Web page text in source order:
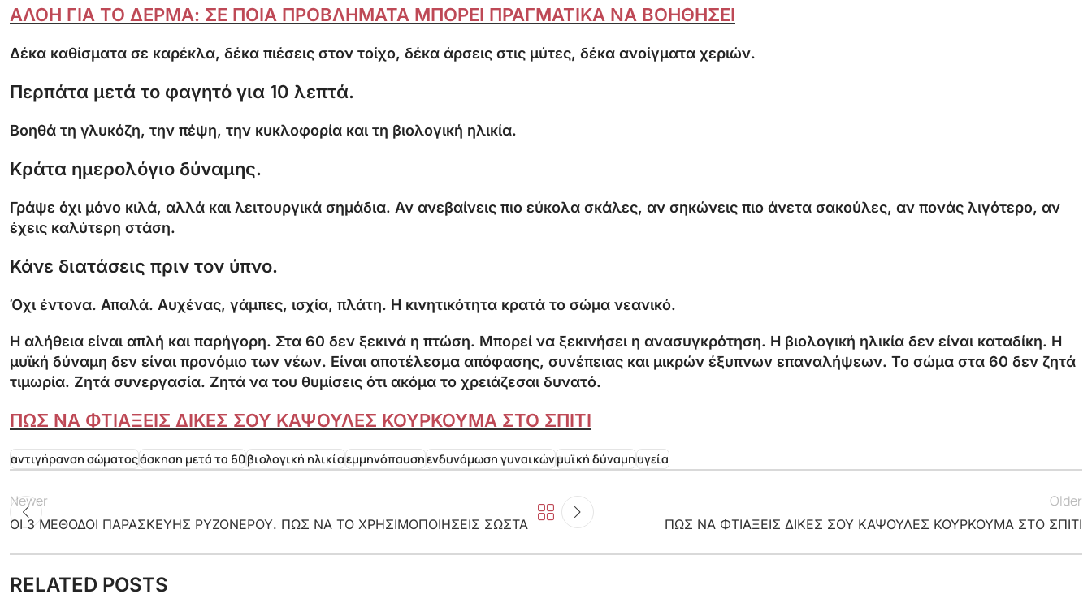
ΑΛΟΗ ΓΙΑ ΤΟ ΔΕΡΜΑ: ΣΕ ΠΟΙΑ ΠΡΟΒΛΗΜΑΤΑ ΜΠΟΡΕΙ ΠΡΑΓΜΑΤΙΚΑ ΝΑ ΒΟΗΘΗΣΕΙ
Δέκα καθίσματα σε καρέκλα, δέκα πιέσεις στον τοίχο, δέκα άρσεις στις μύτες, δέκα ανοίγματα χεριών.
Περπάτα μετά το φαγητό για 10 λεπτά.
Βοηθά τη γλυκόζη, την πέψη, την κυκλοφορία και τη βιολογική ηλικία.
Κράτα ημερολόγιο δύναμης.
Γράψε όχι μόνο κιλά, αλλά και λειτουργικά σημάδια. Αν ανεβαίνεις πιο εύκολα σκάλες, αν σηκώνεις πιο άνετα σακούλες, αν πονάς λιγότερο, αν
έχεις καλύτερη στάση.
Κάνε διατάσεις πριν τον ύπνο.
Όχι έντονα. Απαλά. Αυχένας, γάμπες, ισχία, πλάτη. Η κινητικότητα κρατά το σώμα νεανικό.
Η αλήθεια είναι απλή και παρήγορη. Στα 60 δεν ξεκινά η πτώση. Μπορεί να ξεκινήσει η ανασυγκρότηση. Η βιολογική ηλικία δεν είναι καταδίκη. Η
μυϊκή δύναμη δεν είναι προνόμιο των νέων. Είναι αποτέλεσμα απόφασης, συνέπειας και μικρών έξυπνων επαναλήψεων. Το σώμα στα 60 δεν ζητά
τιμωρία. Ζητά συνεργασία. Ζητά να του θυμίσεις ότι ακόμα το χρειάζεσαι δυνατό.
ΠΩΣ ΝΑ ΦΤΙΑΞΕΙΣ ΔΙΚΕΣ ΣΟΥ ΚΑΨΟΥΛΕΣ ΚΟΥΡΚΟΥΜΑ ΣΤΟ ΣΠΙΤΙ
αντιγήρανση σώματοςάσκηση μετά τα 60βιολογική ηλικίαεμμηνόπαυσηενδυνάμωση γυναικώνμυϊκή δύναμηυγεία
Newer
ΟΙ 3 ΜΕΘΟΔΟΙ ΠΑΡΑΣΚΕΥΗΣ ΡΥΖΟΝΕΡΟΥ. ΠΩΣ ΝΑ ΤΟ ΧΡΗΣΙΜΟΠΟΙΗΣΕΙΣ ΣΩΣΤΑ
Older
ΠΩΣ ΝΑ ΦΤΙΑΞΕΙΣ ΔΙΚΕΣ ΣΟΥ ΚΑΨΟΥΛΕΣ ΚΟΥΡΚΟΥΜΑ ΣΤΟ ΣΠΙΤΙ
RELATED POSTS